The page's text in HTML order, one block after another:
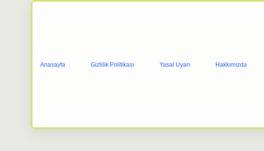
Anasayfa Gizlilik Politikası Yasal Uyarı Hakkımızda